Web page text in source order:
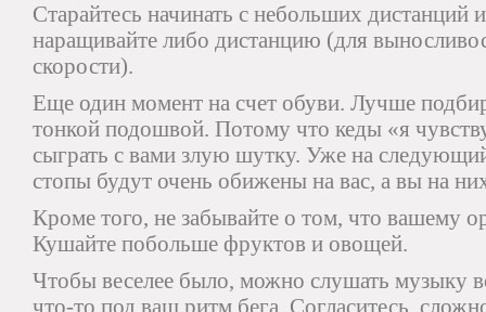
Старайтесь начинать с небольших дистанций
наращивайте либо дистанцию (для
скорости).
Еще один момент на счет обуви. Лучше
тонкой подошвой. Потому что кеды «я
сыграть с вами злую шутку. Уже на
стопы будут очень обижены на вас, а вы на
Кроме того, не забывайте о том, что вашему
Кушайте побольше фруктов и овощей.
Чтобы веселее было, можно слушать музыку
что-то под ваш ритм бега. Согласитесь,